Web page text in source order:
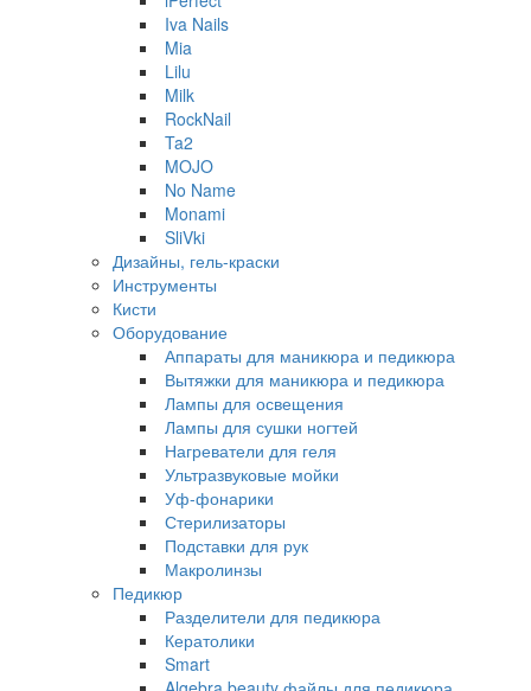
Iva Nails
Mia
Lilu
Milk
RockNail
Ta2
MOJO
No Name
Monami
SliVki
Дизайны, гель-краски
Инструменты
Кисти
Оборудование
Аппараты для маникюра и педикюра
Вытяжки для маникюра и педикюра
Лампы для освещения
Лампы для сушки ногтей
Нагреватели для геля
Ультразвуковые мойки
Уф-фонарики
Стерилизаторы
Подставки для рук
Макролинзы
Педикюр
Разделители для педикюра
Кератолики
Smart